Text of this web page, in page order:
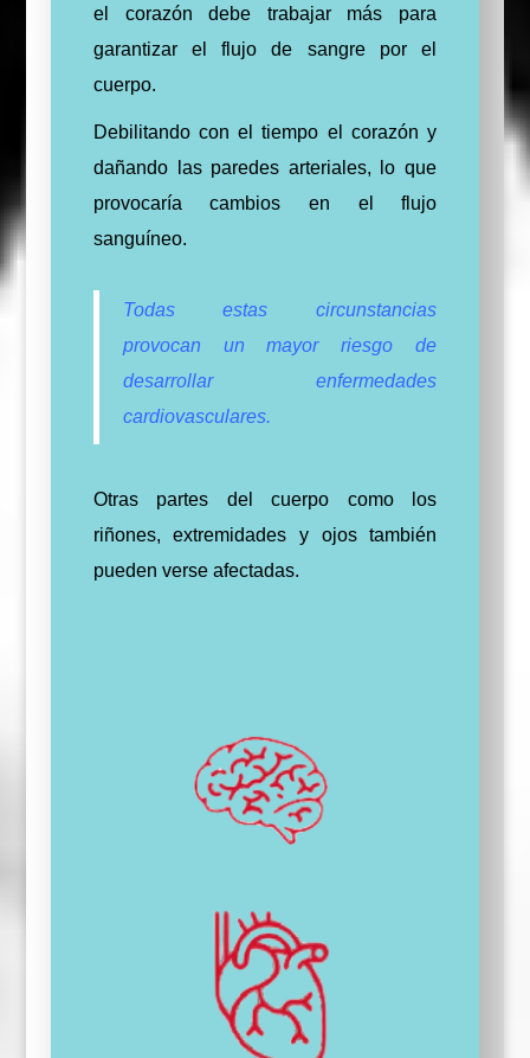
el corazón debe trabajar más para
garantizar el flujo de sangre por el
cuerpo.
Debilitando con el tiempo el corazón y
dañando las paredes arteriales, lo que
provocaría cambios en el flujo
sanguíneo.
Todas estas circunstancias
provocan un mayor riesgo de
desarrollar enfermedades
cardiovasculares.
Otras partes del cuerpo como los
riñones, extremidades y ojos también
pueden verse afectadas.